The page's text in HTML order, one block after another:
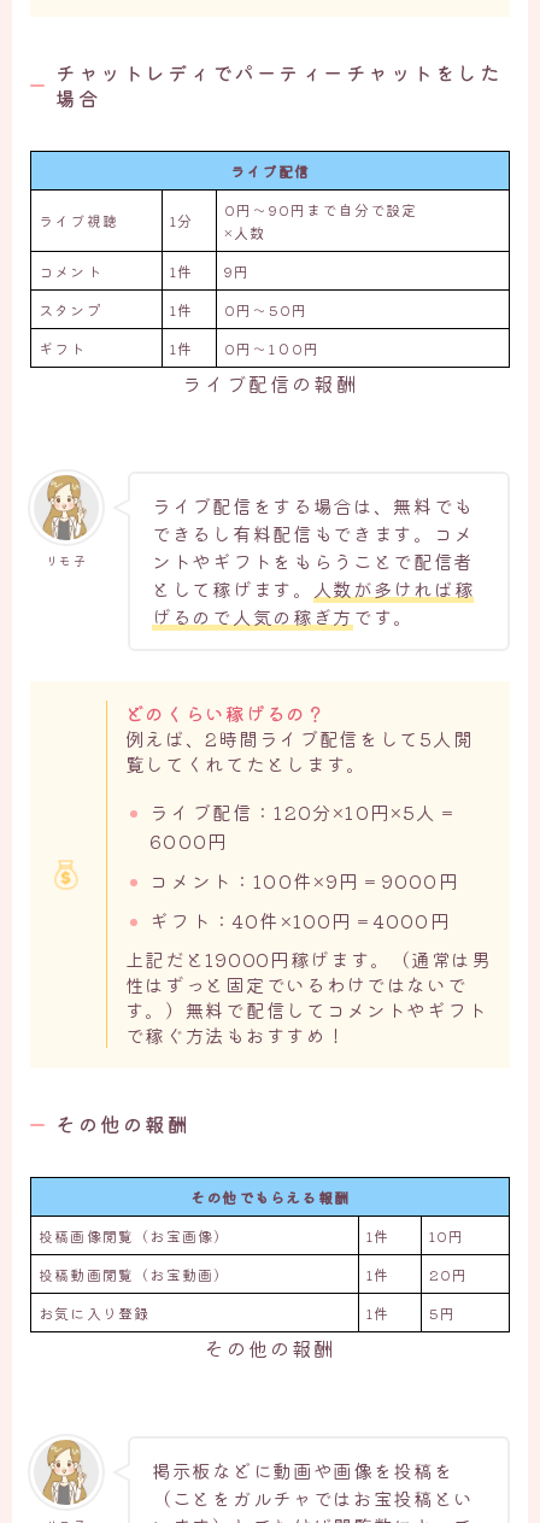
チャットレディでパーティーチャットをした
場合
ライブ配信
ライブ視聴 1分
0円〜90円まで自分で設定
×人数
コメント
1件
9円
スタンプ
1件
0円～50円
ギフト
1件 0円～1０0円
ライブ配信の報酬
リモ子
ライブ配信をする場合は、無料でも
できるし有料配信もできます。コメ
ントやギフトをもらうことで配信者
として稼げます。 人数が多ければ稼
げるので人気の稼ぎ方 です。
どのくらい稼げるの？
例えば、2時間ライブ配信をして5人閲
覧してくれてたとします。
ライブ配信：120分×10円×5人＝
6000円
コメント：100件×9円＝9000円
ギフト：40件×100円＝4000円
上記だと19000円稼げます。（通常は男
性はずっと固定でいるわけではないで
す。）無料で配信してコメントやギフト
で稼ぐ方法もおすすめ！
その他の報酬
その他でもらえる報酬
投稿画像閲覧（お宝画像）
1件
10円
投稿動画閲覧（お宝動画）
1件
20円
お気に入り登録
1件 5円
その他の報酬
掲示板などに動画や画像を投稿を
（ことをガルチャではお宝投稿とい